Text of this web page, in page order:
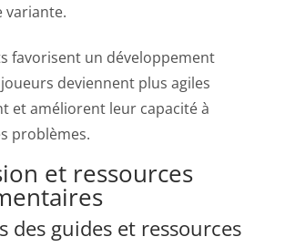
variante.
favorisent un développement
deviennent plus agiles
et améliorent leur capacité à
problèmes.
et ressources
des guides et ressources